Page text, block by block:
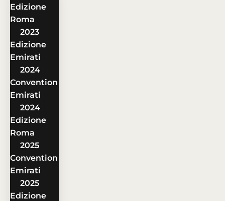
Edizione
Roma
2023
Edizione
Emirati
2024
Convention
Emirati
2024
Edizione
Roma
2025
Convention
Emirati
2025
Edizione